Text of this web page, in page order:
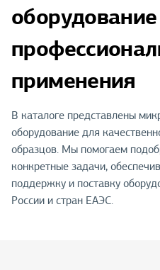
применения
В каталоге представлены
оборудование для
образцов. Мы помогаем
конкретные задачи,
поддержку и поставку
России и стран ЕАЭС.